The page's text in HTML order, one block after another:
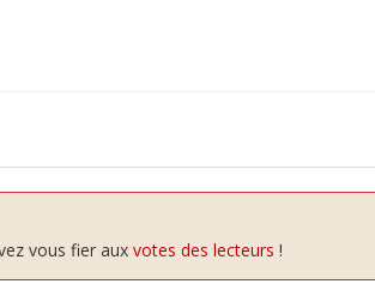
vous fier aux votes des lecteurs !